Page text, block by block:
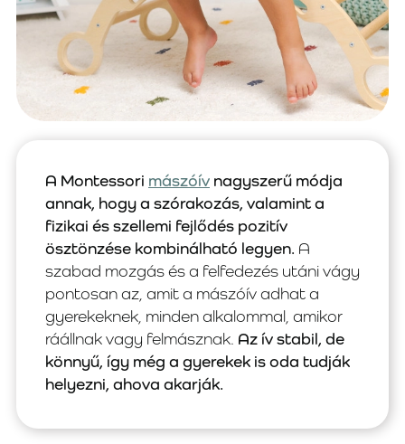
A Montessori mászóív nagyszerű módja
annak, hogy a szórakozás, valamint a
fizikai és szellemi fejlődés pozitív
ösztönzése kombinálható legyen. A
szabad mozgás és a felfedezés utáni vágy
pontosan az, amit a mászóív adhat a
gyerekeknek, minden alkalommal, amikor
ráállnak vagy felmásznak. Az ív stabil, de
könnyű, így még a gyerekek is oda tudják
helyezni, ahova akarják.